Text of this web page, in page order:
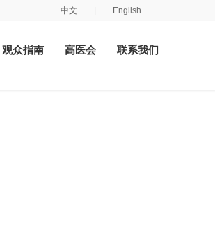
中文 English
观众指南 高医会 联系我们